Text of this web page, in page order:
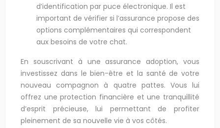
d’identification par puce électronique. Il est
important de vérifier si l’assurance propose des
options complémentaires qui correspondent
aux besoins de votre chat.
En souscrivant à une assurance adoption, vous
investissez dans le bien-être et la santé de votre
nouveau compagnon à quatre pattes. Vous lui
offrez une protection financière et une tranquillité
d’esprit précieuse, lui permettant de profiter
pleinement de sa nouvelle vie à vos côtés.